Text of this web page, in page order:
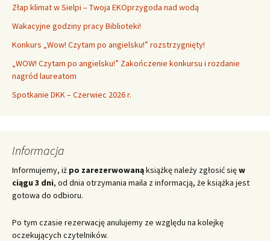
Złap klimat w Sielpi – Twoja EKOprzygoda nad wodą
Wakacyjne godziny pracy Biblioteki!
Konkurs „Wow! Czytam po angielsku!” rozstrzygnięty!
„WOW! Czytam po angielsku!” Zakończenie konkursu i rozdanie
nagród laureatom
Spotkanie DKK – Czerwiec 2026 r.
Informacja
Informujemy, iż po zarezerwowanąksiążkę należy zgłosić sięw
ciągu 3 dni, od dnia otrzymania maila z informacją, że książka jest
gotowa do odbioru.
Po tym czasie rezerwację anulujemy ze względu na kolejkę
oczekujących czytelników.